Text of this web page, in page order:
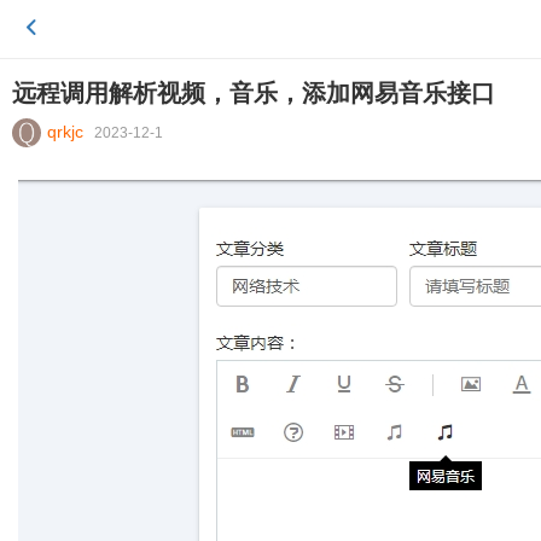
远程调用解析视频，音乐，添加网易音乐接口
qrkjc 2023-12-1